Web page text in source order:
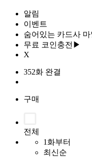
알림
이벤트
숨어있는 카드사 마
무료 코인충전▶
X
352화 완결
구매
전체
1화부터
최신순